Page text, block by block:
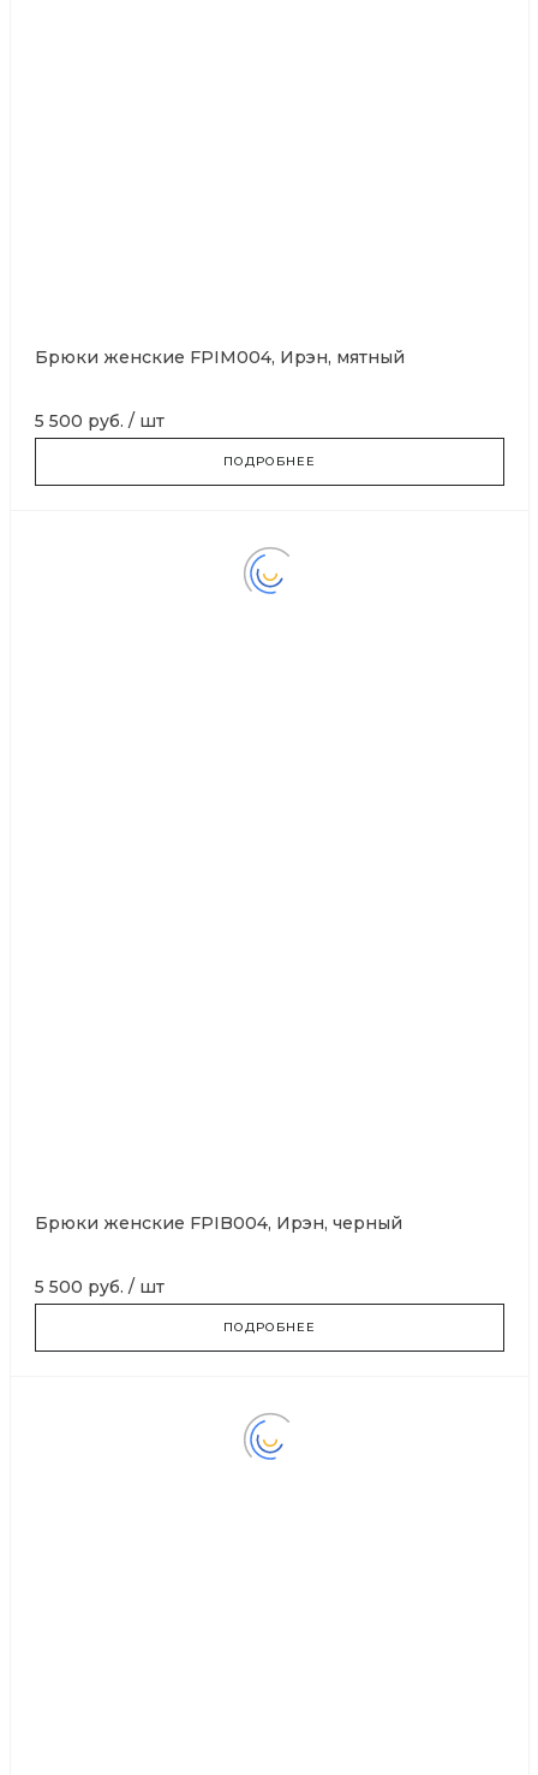
Брюки женские FPIM004, Ирэн, мятный
5 500 руб. / шт
ПОДРОБНЕЕ
Брюки женские FPIB004, Ирэн, черный
5 500 руб. / шт
ПОДРОБНЕЕ